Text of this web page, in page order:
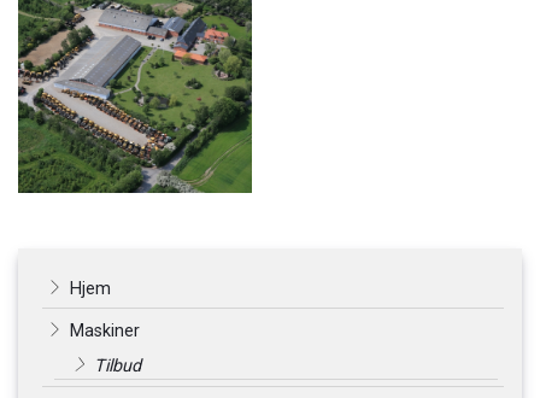
Primær
navigation
Hjem
Maskiner
Tilbud